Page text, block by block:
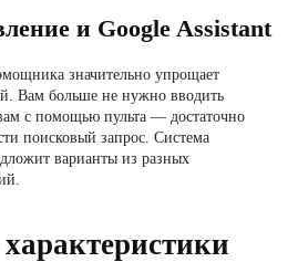
и Google Assistant
значительно упрощает
Вам больше не нужно вводить
с помощью пульта — достаточно
поисковый запрос. Система
варианты из разных